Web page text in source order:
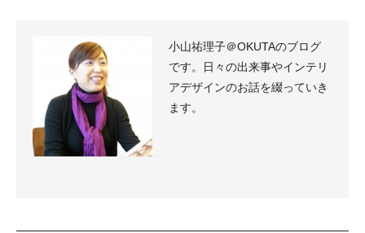
小山祐理子＠OKUTAのブログ
です。日々の出来事やインテリ
アデザインのお話を綴っていき
ます。